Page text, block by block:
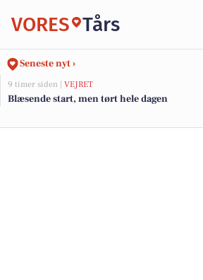
VORES Tårs
Seneste nyt ›
9 timer siden | VEJRET
Blæsende start, men tørt hele dagen